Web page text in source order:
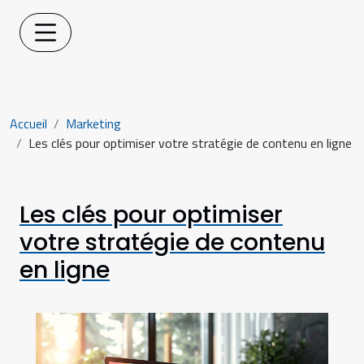
Accueil
Marketing
Les clés pour optimiser votre stratégie de contenu en ligne
Les clés pour optimiser
votre stratégie de contenu
en ligne